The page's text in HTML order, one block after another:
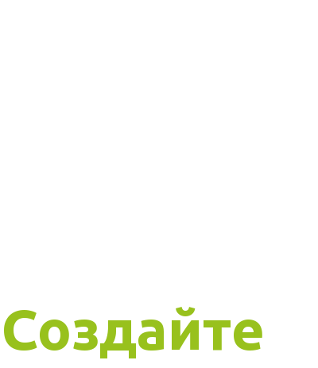
Создайте